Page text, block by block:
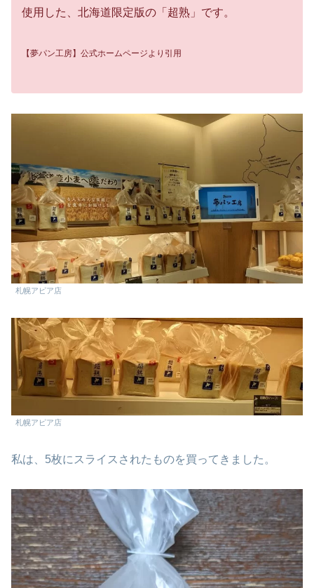
使用した、北海道限定版の「超熟」です。
【夢パン工房】公式ホームページより引用
札幌アピア店
札幌アピア店
私は、5枚にスライスされたものを買ってきました。